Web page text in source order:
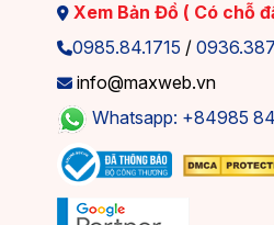
Xem Bản Đồ ( Có chỗ
0985.84.1715 /
info@maxweb.vn
Whatsapp: +84985